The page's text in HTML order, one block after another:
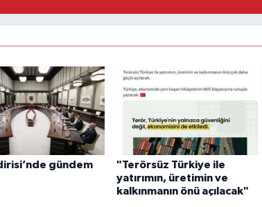
gündem
"Terörsüz Türkiye ile
yatırımın, üretimin ve
kalkınmanın önü açılacak"